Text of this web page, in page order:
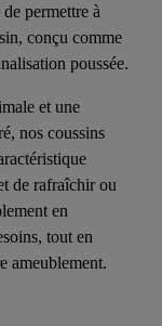
permettre à
conçu comme
poussée.
et une
nos coussins
de rafraîchir ou
en
tout en
ameublement.